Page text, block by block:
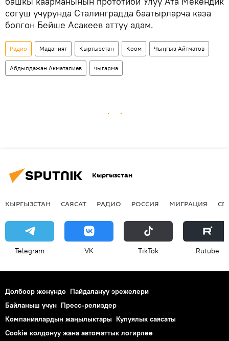
согуш учурунда Сталинградда баатырларча каза
болгон Бейше Асакеев аттуу адам.
Радио Маданият Кыргызстан Коом Чыңгыз Айтматов
Абдылдажан Акматалиев чыгарма
Кыргызстан
КЫРГЫЗСТАН САЯСАТ РАДИО РОССИЯ МИГРАЦИЯ
Telegram VK ТikТоk Rutube
Долбоор жөнүндө Пайдалануу эрежелери
Байланыш үчүн Пресс-релиздер
Компаниялардын жаңылыктары Купуялык саясаты
Cookie колдонуу жана автоматтык логирлөө